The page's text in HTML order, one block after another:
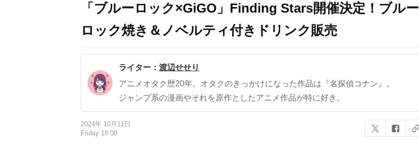
「ブルーロック×GiGO」Finding Stars開催決定！ブルー
ロック焼き＆ノベルティ付きドリンク販売
ライター： 渡辺せせり
アニメオタク歴20年。オタクのきっかけになった作品は『名探偵コナン』。
ジャンプ系の漫画やそれを原作としたアニメ作品が特に好き。
2024年 10月11日
Friday 18:00